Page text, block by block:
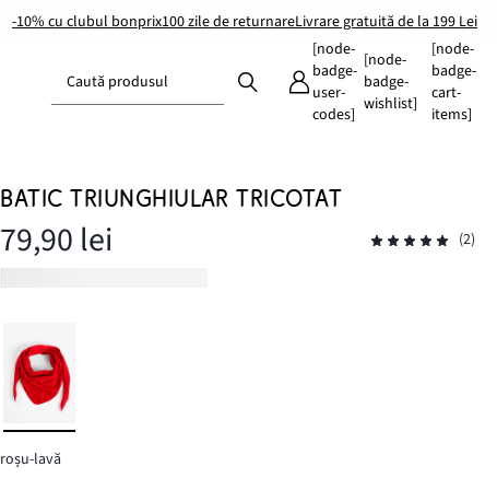
-10% cu clubul bonprix100 zile de returnareLivrare gratuită de la 199 Lei
Caută produsul
[node-
badge-
user-
codes]
[node-
badge-
wishlist]
[node-
badge-
cart-
items]
BATIC TRIUNGHIULAR TRICOTAT
79,90 lei (2)
roșu-lavă